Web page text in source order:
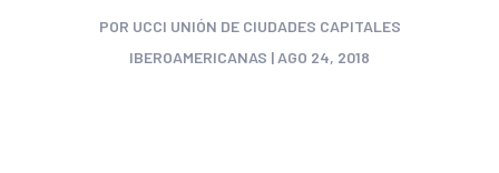
POR UCCI UNIÓN DE CIUDADES CAPITALES
IBEROAMERICANAS | AGO 24, 2018